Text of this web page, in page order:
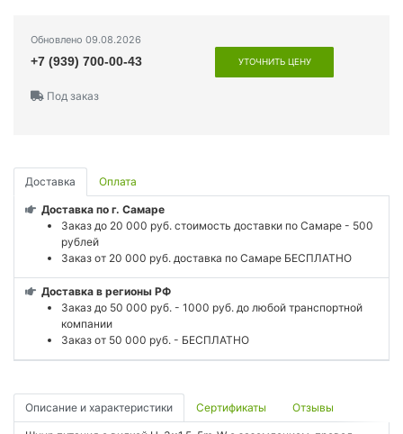
Обновлено 09.08.2026
+7 (939) 700-00-43 УТОЧНИТЬ ЦЕНУ
Под заказ
Доставка Оплата
Доставка по г. Самаре
Заказ до 20 000 руб. стоимость доставки по Самаре - 500
рублей
Заказ от 20 000 руб. доставка по Самаре БЕСПЛАТНО
Доставка в регионы РФ
Заказ до 50 000 руб. - 1000 руб. до любой транспортной
компании
Заказ от 50 000 руб. - БЕСПЛАТНО
Описание и характеристики Сертификаты Отзывы